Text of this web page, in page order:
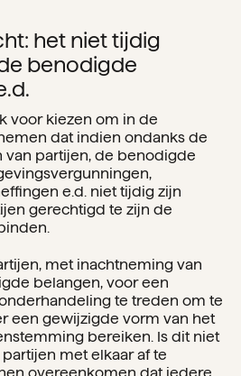
het niet tijdig
benodigde
voor kiezen om in de
dat indien ondanks de
van partijen, de benodigde
e.d. niet tijdig zijn
gerechtigd te zijn de
met inachtneming van
belangen, voor een
te treden om te
een gewijzigde vorm van het
bereiken. Is dit niet
met elkaar af te
overeenkomen dat iedere